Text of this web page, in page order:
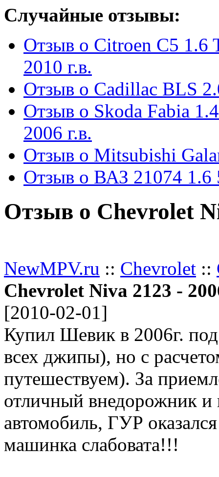
Случайные отзывы:
Отзыв о Citroen C5 1.6
2010 г.в.
Отзыв о Cadillac BLS
Отзыв о Skoda Fabia
2006 г.в.
Отзыв о Mitsubishi
Отзыв о ВАЗ 21074 1.6
Отзыв о Chevrolet
NewMPV.ru :: Chevrolet ::
Chevrolet Niva 2123 -
[2010-02-01]
Купил Шевик в 2006г.
всех джипы), но с
путешествуем). За
отличный внедорожник и
автомобиль, ГУР
машинка слабовата!!!